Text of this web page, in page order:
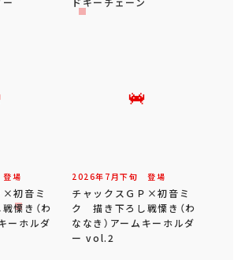
登場
×初音ミ
慄き（わ
ーホルダ
2026年 7 月下旬 登場
チャックスＧＰ×初音ミ
ク 描き下ろし戦慄き（わ
ななき）アームキーホルダ
ー vol.2